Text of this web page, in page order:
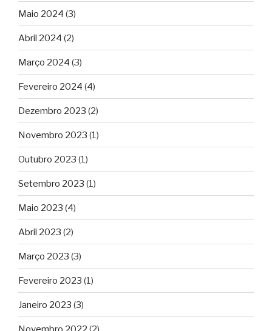
Maio 2024 (3)
Abril 2024 (2)
Março 2024 (3)
Fevereiro 2024 (4)
Dezembro 2023 (2)
Novembro 2023 (1)
Outubro 2023 (1)
Setembro 2023 (1)
Maio 2023 (4)
Abril 2023 (2)
Março 2023 (3)
Fevereiro 2023 (1)
Janeiro 2023 (3)